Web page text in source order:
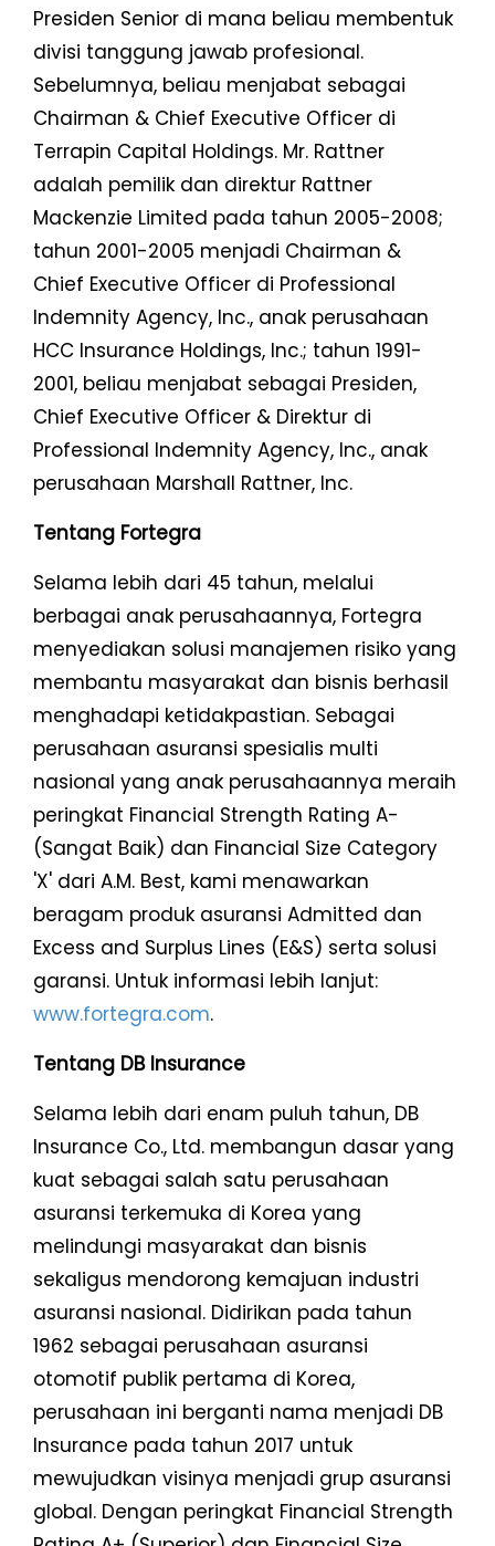
Presiden Senior di mana beliau membentuk
divisi tanggung jawab profesional.
Sebelumnya, beliau menjabat sebagai
Chairman & Chief Executive Officer di
Terrapin Capital Holdings. Mr. Rattner
adalah pemilik dan direktur Rattner
Mackenzie Limited pada tahun 2005-2008;
tahun 2001-2005 menjadi Chairman &
Chief Executive Officer di Professional
Indemnity Agency, Inc., anak perusahaan
HCC Insurance Holdings, Inc.; tahun 1991-
2001, beliau menjabat sebagai Presiden,
Chief Executive Officer & Direktur di
Professional Indemnity Agency, Inc., anak
perusahaan Marshall Rattner, Inc.
Tentang Fortegra
Selama lebih dari 45 tahun, melalui
berbagai anak perusahaannya, Fortegra
menyediakan solusi manajemen risiko yang
membantu masyarakat dan bisnis berhasil
menghadapi ketidakpastian. Sebagai
perusahaan asuransi spesialis multi
nasional yang anak perusahaannya meraih
peringkat Financial Strength Rating A-
(Sangat Baik) dan Financial Size Category
'X' dari A.M. Best, kami menawarkan
beragam produk asuransi Admitted dan
Excess and Surplus Lines (E&S) serta solusi
garansi. Untuk informasi lebih lanjut:
www.fortegra.com.
Tentang DB Insurance
Selama lebih dari enam puluh tahun, DB
Insurance Co., Ltd. membangun dasar yang
kuat sebagai salah satu perusahaan
asuransi terkemuka di Korea yang
melindungi masyarakat dan bisnis
sekaligus mendorong kemajuan industri
asuransi nasional. Didirikan pada tahun
1962 sebagai perusahaan asuransi
otomotif publik pertama di Korea,
perusahaan ini berganti nama menjadi DB
Insurance pada tahun 2017 untuk
mewujudkan visinya menjadi grup asuransi
global. Dengan peringkat Financial Strength